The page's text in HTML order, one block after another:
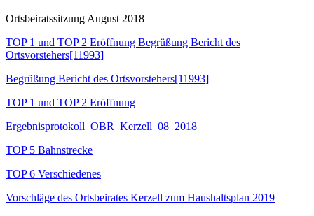
Ortsbeiratssitzung August 2018
TOP 1 und TOP 2 Eröffnung Begrüßung Bericht des
Ortsvorstehers[11993]
Begrüßung Bericht des Ortsvorstehers[11993]
TOP 1 und TOP 2 Eröffnung
Ergebnisprotokoll_OBR_Kerzell_08_2018
TOP 5 Bahnstrecke
TOP 6 Verschiedenes
Vorschläge des Ortsbeirates Kerzell zum Haushaltsplan 2019